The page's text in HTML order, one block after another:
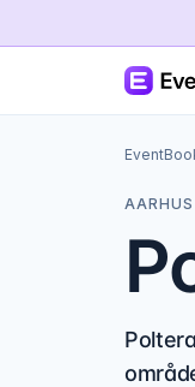
AARHUS